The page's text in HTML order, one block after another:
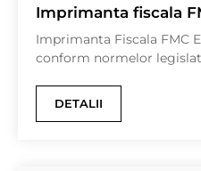
Imprimanta fiscala
Imprimanta Fiscala FMC
conform normelor
DETALII